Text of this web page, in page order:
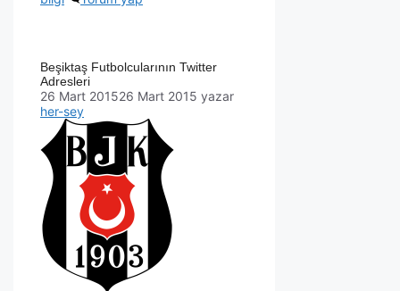
Beşiktaş Futbolcularının Twitter
Adresleri
26 Mart 201526 Mart 2015 yazar
her-sey